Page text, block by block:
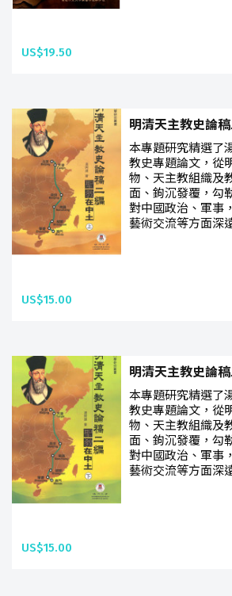
US$19.50
明清天主教史論
本專題研究精選了
教史專題論文，從
物、天主教組織及
面、鉤沉發覆，勾
對中國政治、軍事
藝術交流等方面深
US$15.00
明清天主教史論
本專題研究精選了
教史專題論文，從
物、天主教組織及
面、鉤沉發覆，勾
對中國政治、軍事
藝術交流等方面深
US$15.00